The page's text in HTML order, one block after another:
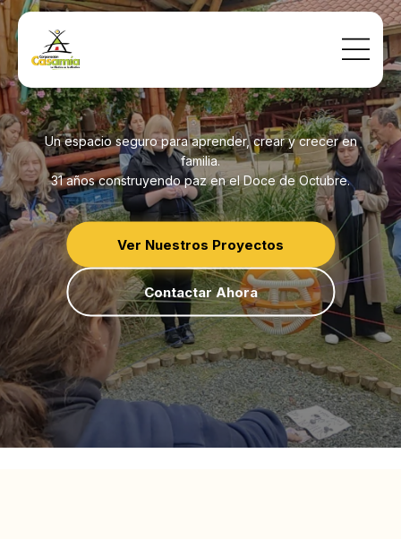
Un espacio seguro para aprender, crear y crecer en
familia.
31 años construyendo paz en el Doce de Octubre.
Ver Nuestros Proyectos
Contactar Ahora